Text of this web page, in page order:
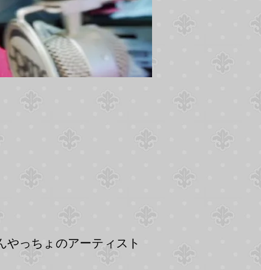
やっちょのアーティスト